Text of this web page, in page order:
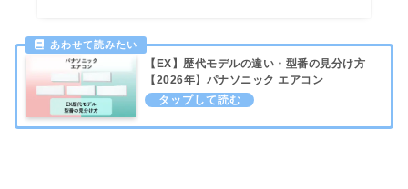
【EX】歴代モデルの違い・型番の見分け方
【2026年】パナソニック エアコン